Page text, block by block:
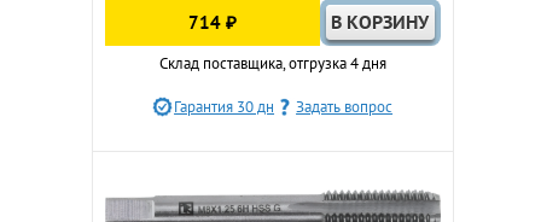
714 ₽
Склад поставщика, отгрузка 4 дня
Гарантия 30 дн Задать вопрос